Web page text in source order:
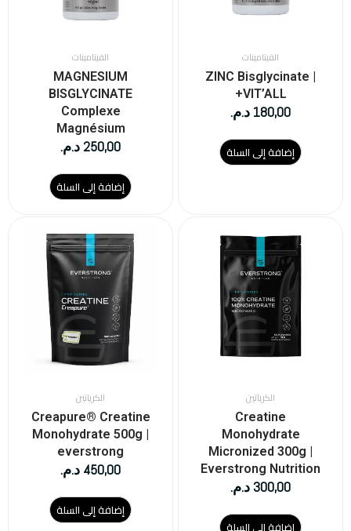
الفيتامينات
ZINC Bisglycinate |
VIT’ALL+
180,00 د.م.
إضافة إلى السلة
الفيتامينات
MAGNESIUM
BISGLYCINATE
Complexe
Magnésium
250,00 د.م.
إضافة إلى السلة
الكرياتين
Creatine
Monohydrate
Micronized 300g |
Everstrong Nutrition
300,00د.م.
إضافة إلى السلة
الكرياتين
Creapure® Creatine
Monohydrate 500g |
everstrong
450,00 د.م.
إضافة إلى السلة